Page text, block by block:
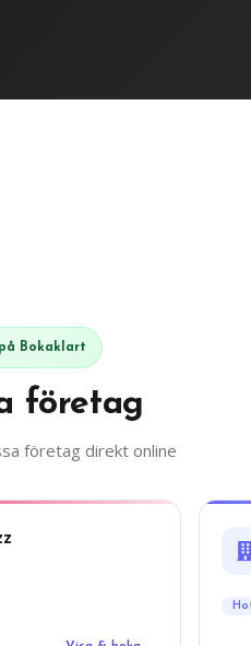
Bokaklart
företag
företag direkt online